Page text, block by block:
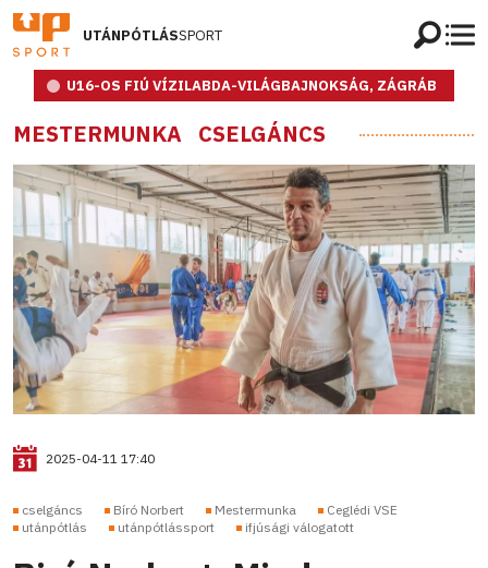
UTÁNPÓTLÁSSPORT
U16-OS FIÚ VÍZILABDA-VILÁGBAJNOKSÁG, ZÁGRÁB
MESTERMUNKA CSELGÁNCS
2025-04-11 17:40
cselgáncs Bíró Norbert Mestermunka
Ceglédi VSE
utánpótlás
utánpótlássport ifjúsági válogatott